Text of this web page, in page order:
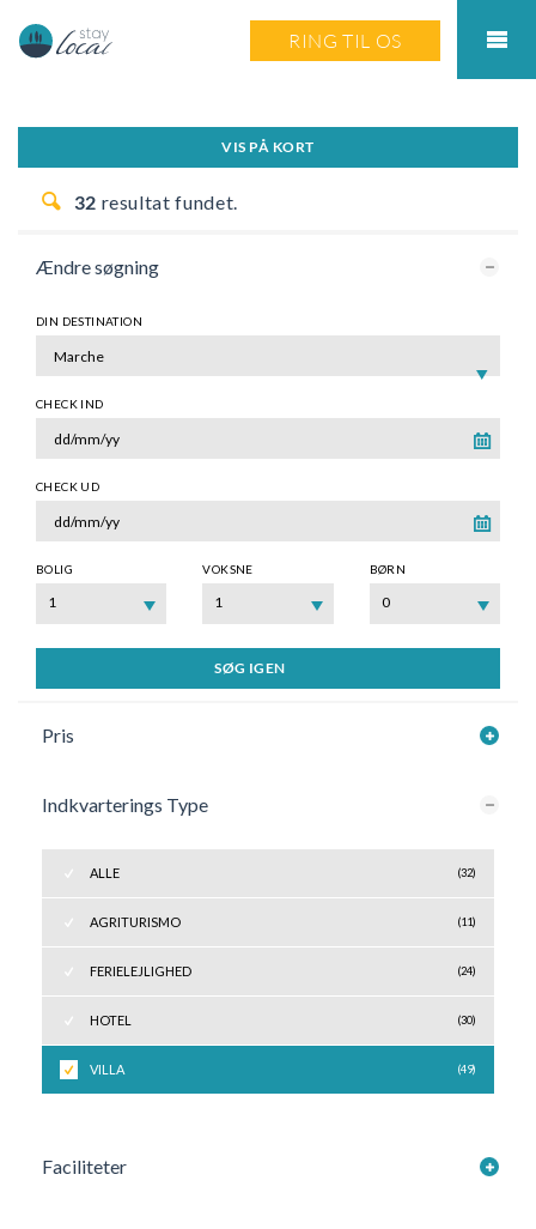
RING TIL OS
VIS PÅ KORT
32 resultat fundet.
Ændre søgning
DIN DESTINATION
CHECK IND
CHECK UD
BOLIG
1
VOKSNE
1
BØRN
0
SØG IGEN
Pris
Indkvarterings Type
ALLE (32)
AGRITURISMO (11)
FERIELEJLIGHED (24)
HOTEL (30)
VILLA (49)
Faciliteter